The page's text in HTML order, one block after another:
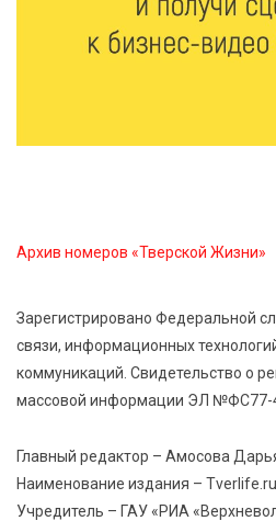
6 Авг 2026 15:01 296
От Твери до Москвы:
Владимира Васильева о
ленту по мотивам басни
6 Авг 2026 13:38 397
спортивной столицей России
Архив номеров «Тверской Жизни»
Зарегистрировано Федеральной
связи, информационных
коммуникаций. Свидетельство о
массовой информации ЭЛ №ФС77-
Главный редактор – Амосова
Наименование издания – Tverlife.ru
Учредитель – ГАУ «РИА